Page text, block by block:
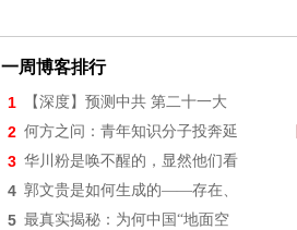
一周博客排行
1 【深度】预测中共 第二十一大
2 何方之问：青年知识分子投奔延
3 华川粉是唤不醒的，显然他们看
4 郭文贵是如何生成的——存在、
5 最真实揭秘：为何中国“地面空